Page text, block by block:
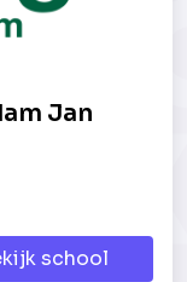
Jan
school